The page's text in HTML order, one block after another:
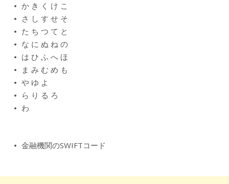
か き く け こ
さ し す せ そ
た ち つ て と
な に ぬ ね の
は ひ ふ へ ほ
ま み む め も
や ゆ よ
ら り る ろ
わ
金融機関のSWIFTコード